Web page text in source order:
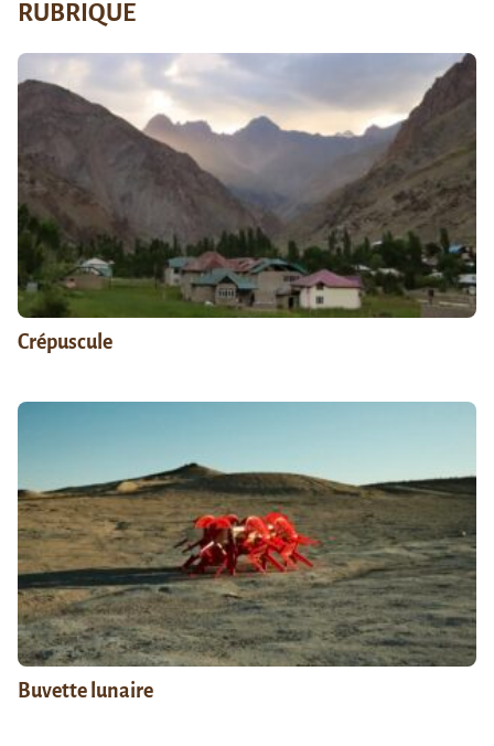
RUBRIQUE
Crépuscule
Buvette lunaire